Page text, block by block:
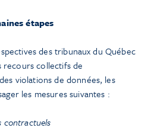
étapes
des tribunaux du Québec
recours collectifs de
violations de données, les
les mesures suivantes :
contractuels